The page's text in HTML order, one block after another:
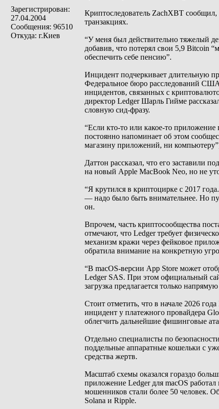
Зарегистрирован:
27.04.2004
Сообщения: 96510
Откуда: г.Киев
Криптоследователь ZachXBT сообщил,
транзакциях.
“У меня был действительно тяжелый
добавив, что потерял свои 5,9 Bitcoin
обеспечить себе пенсию”.
Инцидент подчеркивает длительную
Федеральное бюро расследований
инцидентов, связанных с
директор Ledger Шарль Гийме
словную сид-фразу.
“Если кто-то или какое-то приложение
постоянно напоминает об этом
магазину приложений, ни
Даттон рассказал, что его заставили
на новый Apple MacBook Neo, но не
“Я крутился в криптоцирке с 2017
— надо было быть внимательнее. Но
он.
Впрочем, часть криптосообщества
отмечают, что Ledger требует
механизм кражи через фейковое
обратила внимание на конкретную
“В macOS-версии App Store может
Ledger SAS. При этом официальный
загрузка предлагается только
Стоит отметить, что в начале 2026
инцидент у платежного провайдера
облегчить дальнейшие фишинговые
Отдельно специалисты по
поддельные аппаратные кошельки с
средства жертв.
Масштаб схемы оказался гораздо
приложение Ledger для macOS
мошенников стали более 50 человек.
Solana и Ripple.